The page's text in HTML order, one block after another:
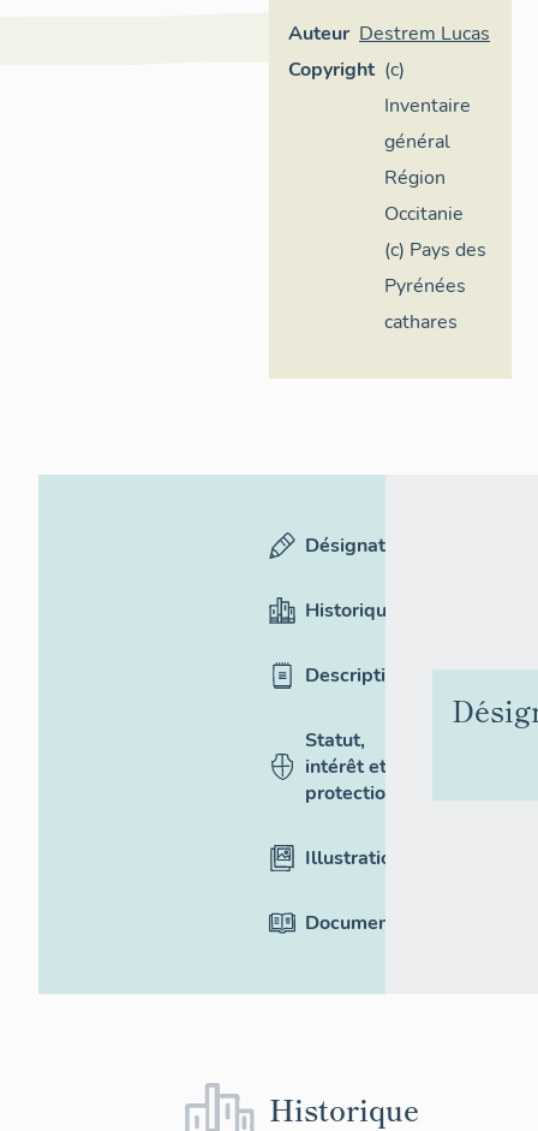
Auteur Destrem Lucas
Copyright (c)
Inventaire
général
Région
Occitanie
(c) Pays des
Pyrénées
cathares
Désignation
Historique
Description
Statut,
intérêt et
protection
Illustrations
Documentation
Historique